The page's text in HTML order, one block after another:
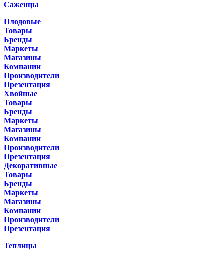
Саженцы
Плодовые
Товары
Бренды
Маркеты
Магазины
Компании
Производители
Презентация
Хвойные
Товары
Бренды
Маркеты
Магазины
Компании
Производители
Презентация
Декоративные
Товары
Бренды
Маркеты
Магазины
Компании
Производители
Презентация
Теплицы